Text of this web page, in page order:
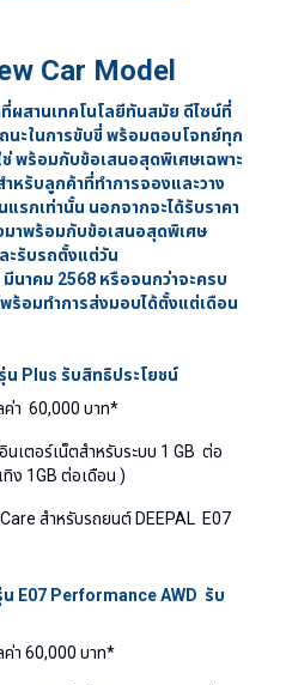
Car Model
ผสานเทคโนโลยีทันสมัย ดีไซน์ที่
ะในการขับขี่ พร้อมตอบโจทย์ทุก
พร้อมกับข้อเสนอสุดพิเศษเฉพาะ
หรับลูกค้าที่ทำการจองและวาง
แรกเท่านั้น นอกจากจะได้รับราคา
มาพร้อมกับข้อเสนอสุดพิเศษ
ะรับรถตั้งแต่วัน
มีนาคม 2568 หรือจนกว่าจะครบ
ร้อมทำการส่งมอบได้ตั้งแต่เดือน
น Plus รับสิทธิประโยชน์
ค่า 60,000 บาท*
เตอร์เน็ตสำหรับระบบ 1 GB ต่อ
ง 1GB ต่อเดือน )
สำหรับรถยนต์ DEEPAL E07
น E07 Performance AWD รับ
า 60,000 บาท*